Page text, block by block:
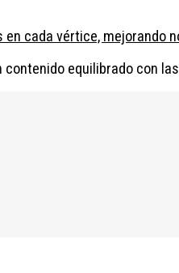
cada vértice, mejorando
equilibrado con